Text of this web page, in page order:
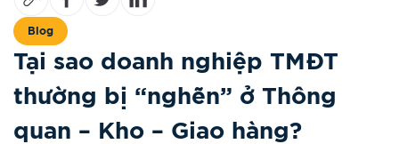
Blog
Tại sao doanh nghiệp TMĐT
thường bị “nghẽn” ở Thông
quan – Kho – Giao hàng?